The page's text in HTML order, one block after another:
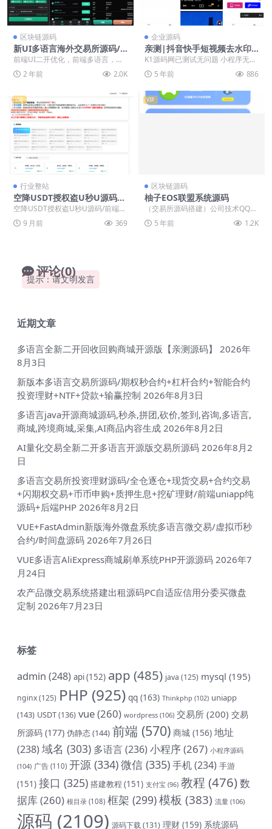
区块链源码
新UI多语言海外交易所源码/
永续合约/秒合约/锁仓挖矿/前
端uniapp
前端UI二开优化，前端多语言，手
机uniapp，pc端vue开发，后端PH
P的l...2 年前 2.0K
企业源码
亲测|抖音快手短视频去水印
微信小程序源码下载
K1源码网已测试无问题 小程序无需
服务器搭建，内含接口，支持抖
音，快手图集，皮皮...
5 年前 886
VIP
行业整站
空降USDT授权盗U秒U源码/
前端html+后端PHP【亲测源
码】
空降USDT授权盗U秒U源码/前端ht
ml+后端PHP
9 月前 369
VIP
区块链源码
柚子EOS联盟系统源码
（交易所源码搭建）公司技术QQ：
34401713，最新版源码 源码说明:
跑了一...
5 年前 1.2K
评论(0)
提示：请文明发言
近期文章
多语言全新二开回收回购商城开源版【亲测源码】
2026年
8月3日
新版本多语言交易所源码/期权秒合约+杠杆合约+智能合约
投资理财+NTF+贷款+输赢控制 2026年8月3日
多语言java开源商城源码,秒杀,拼团,砍价,签到,咨询,多语言,
商城,跨境商城,采集,AI商品内容生成 2026年8月2日
AI量化交易全新二开多语言开源版交易所源码 2026年8月2
日
多语言交易所投资理财源码/全仓逐仓+现货交易+合约交易
+闪期权交易+币币申购+质押生息+挖矿理财/前端uniapp纯
源码+后端PHP 2026年8月2日
VUE+FastAdmin新版海外微盘系统多语言微交易/虚拟币秒
合约/时间盘源码 2026年7月26日
VUE多语言AliExpress商城刷单系统PHP开源源码 2026年7
月24日
农产品微交易系统搭建出租源码PC自适应信用分委买微盘
定制 2026年7月23日
标签
admin (248) api(152) app (485) java (125) mysql (195)
nginx(125) PHP (925) qq (163) Thinkphp (102) uniapp
(143) USDT(136) vue(260) wordpress (106) 交易所 (200) 交易
所源码 (177) 伪静态(144) 前端 (570) 商城 (156) 地址
(238)域名 (303) 多语言(236) 小程序(267) 小程序源码
(104) 广告 (110) 开源 (334)微信 (335)手机(234) 手游
(151) 接口 (325) 搭建教程 (151) 支付宝 (96) 教程 (476)数
据库(260) 根目录 (108) 框架 (299)模板 (383) 流量 (106)
源码 (2109) 源码下载(131) 理财 (159) 系统源码